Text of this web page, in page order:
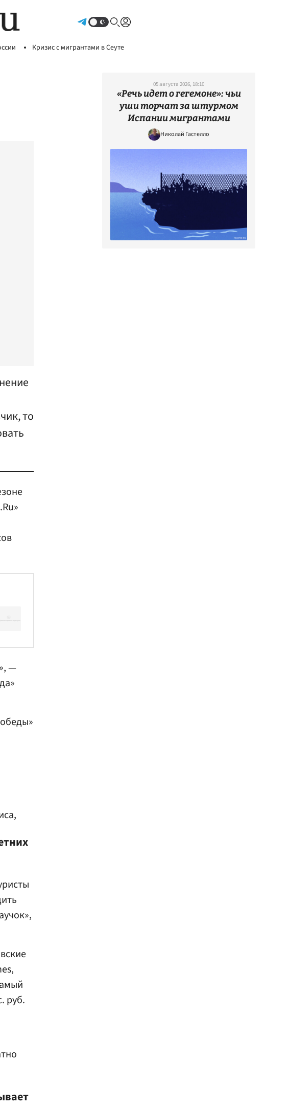
Кризис с мигрантами в Сеуте
то
—
руб.
05 августа 2026, 18:10
«Речь идет о гегемоне»: чьи
уши торчат за штурмом
Испании мигрантами
Николай Гастелло